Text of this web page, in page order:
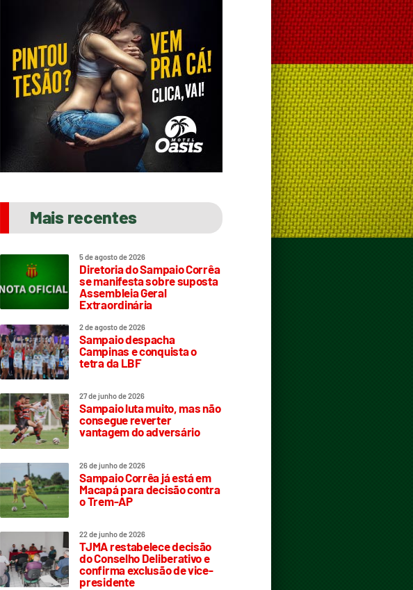
Mais recentes
5 de agosto de 2026
Diretoria do Sampaio Corrêa
se manifesta sobre suposta
Assembleia Geral
Extraordinária
2 de agosto de 2026
Sampaio despacha
Campinas e conquista o
tetra da LBF
27 de junho de 2026
Sampaio luta muito, mas não
consegue reverter
vantagem do adversário
26 de junho de 2026
Sampaio Corrêa já está em
Macapá para decisão contra
o Trem-AP
22 de junho de 2026
TJMA restabelece decisão
do Conselho Deliberativo e
confirma exclusão de vice-
presidente